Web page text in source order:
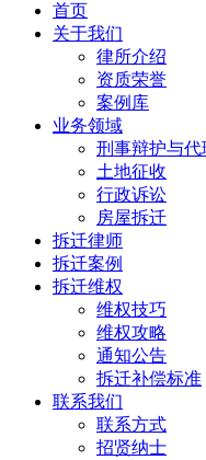
首页
关于我们
律所介绍
资质荣誉
案例库
业务领域
刑事辩护与代
土地征收
行政诉讼
房屋拆迁
拆迁律师
拆迁案例
拆迁维权
维权技巧
维权攻略
通知公告
拆迁补偿标准
联系我们
联系方式
招贤纳士